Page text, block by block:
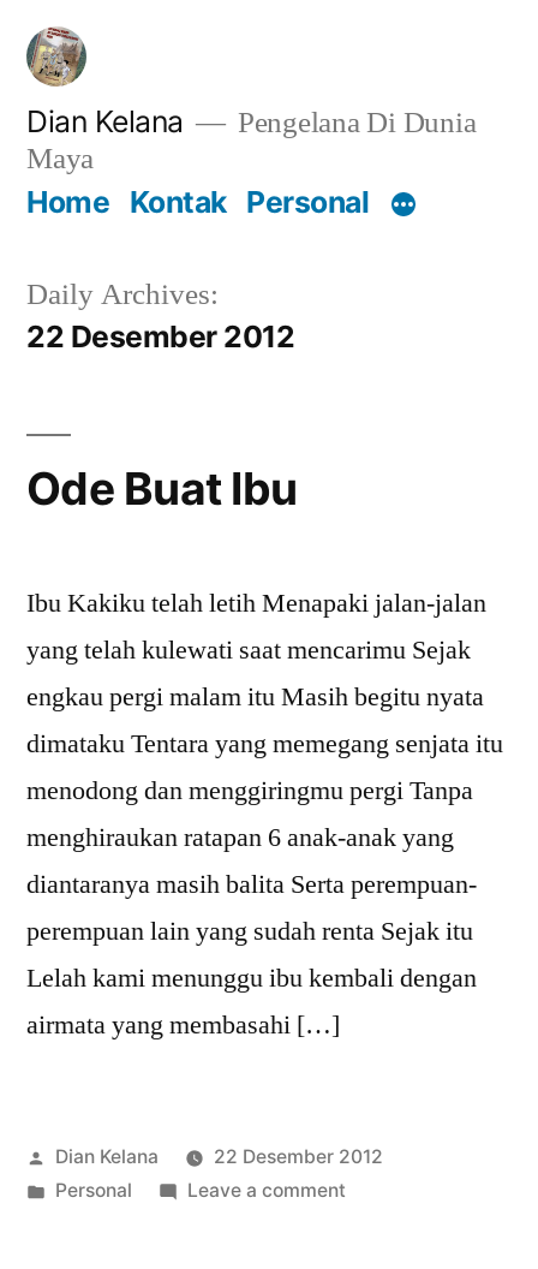
Lompat
konten
Dian Kelana
Pengelana Di Dunia
Maya
Home Kontak Personal
Daily Archives:
22 Desember 2012
Ode Buat Ibu
Ibu Kakiku telah letih Menapaki jalan-jalan
yang telah kulewati saat mencarimu Sejak
engkau pergi malam itu Masih begitu nyata
dimataku Tentara yang memegang senjata itu
menodong dan menggiringmu pergi Tanpa
menghiraukan ratapan 6 anak-anak yang
diantaranya masih balita Serta perempuan-
perempuan lain yang sudah renta Sejak itu
Lelah kami menunggu ibu kembali dengan
airmata yang membasahi […]
Posted
by
Dian Kelana
22 Desember 2012
Posted
Personal Leave a commenton